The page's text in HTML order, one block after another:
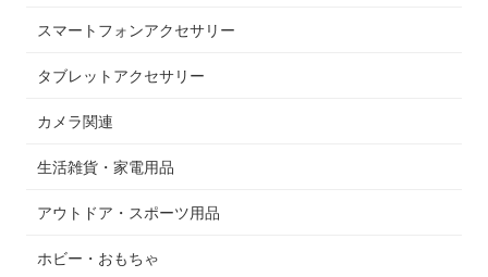
スマートフォンアクセサリー
タブレットアクセサリー
カメラ関連
生活雑貨・家電用品
アウトドア・スポーツ用品
ホビー・おもちゃ